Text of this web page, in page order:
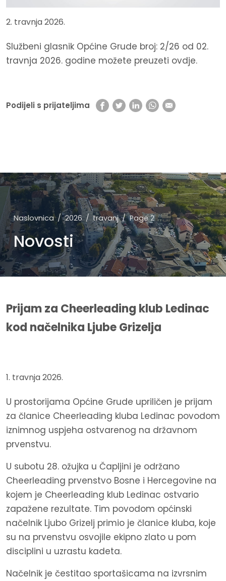
2. travnja 2026.
Službeni glasnik Općine Grude broj: 2/26 od 02.
travnja 2026. godine možete preuzeti ovdje.
Podijeli s prijateljima
Naslovnica 2026 travanj Page 2
Novosti
Prijam za Cheerleading klub Ledinac
kod načelnika Ljube Grizelja
1. travnja 2026.
U prostorijama Općine Grude upriličen je prijam
za članice Cheerleading kluba Ledinac povodom
iznimnog uspjeha ostvarenog na državnom
prvenstvu.
U subotu 28. ožujka u Čapljini je održano
Cheerleading prvenstvo Bosne i Hercegovine na
kojem je Cheerleading klub Ledinac ostvario
zapažene rezultate. Tim povodom općinski
načelnik Ljubo Grizelj primio je članice kluba, koje
su na prvenstvu osvojile ekipno zlato u pom
disciplini u uzrastu kadeta.
Načelnik je čestitao sportašicama na izvrsnim